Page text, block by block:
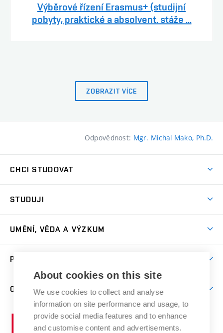
Výběrové řízení Erasmus+ (studijní
pobyty, praktické a absolvent. stáže ...
ZOBRAZIT VÍCE
Odpovědnost: Mgr. Michal Mako, Ph.D.
CHCI STUDOVAT
Přijímačky
Dny otevřených dveří
Přípravné kurzy
Studium bez bariér
Katedra teorií a dějin umění
Kabinety a dílny
Kontakt
STUDUJI
Časový plán studia
Studijní předpisy a formuláře
Studium a stáže v zahraničí
Rezidenční pobyty
Odborná praxe
UMĚNÍ, VĚDA A VÝZKUM
Publikační činnost
Projekty
Výstavy
PRO VEŘEJNOST
Letní školy a semestrální kurzy
Nakladatelská a vydavatelská činnost
Research Catalogue
O FAKULTĚ
Aktuality
Informační tabule
Vysoké
About cookies on this site
We use cookies to collect and analyse
information on site performance and usage, to
provide social media features and to enhance
and customise content and advertisements.